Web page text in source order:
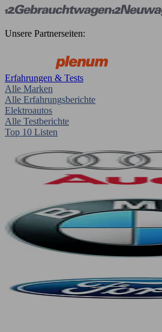
Unsere Partnerseiten:
Erfahrungen & Tests
Alle Marken
Alle Erfahrungsberichte
Elektroautos
Alle Testberichte
Top 10 Listen